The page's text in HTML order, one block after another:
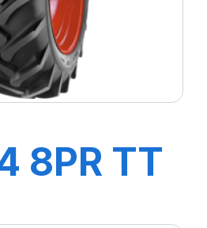
8PR TT